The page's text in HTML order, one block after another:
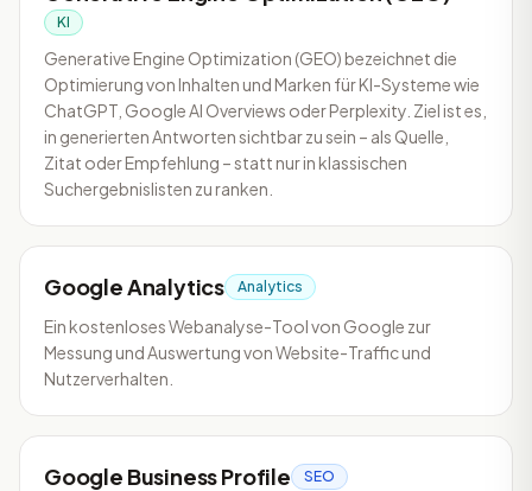
KI
Generative Engine Optimization (GEO) bezeichnet die
Optimierung von Inhalten und Marken für KI-Systeme wie
ChatGPT, Google AI Overviews oder Perplexity. Ziel ist es,
in generierten Antworten sichtbar zu sein – als Quelle,
Zitat oder Empfehlung – statt nur in klassischen
Suchergebnislisten zu ranken.
Google Analytics Analytics
Ein kostenloses Webanalyse-Tool von Google zur
Messung und Auswertung von Website-Traffic und
Nutzerverhalten.
Google Business Profile SEO